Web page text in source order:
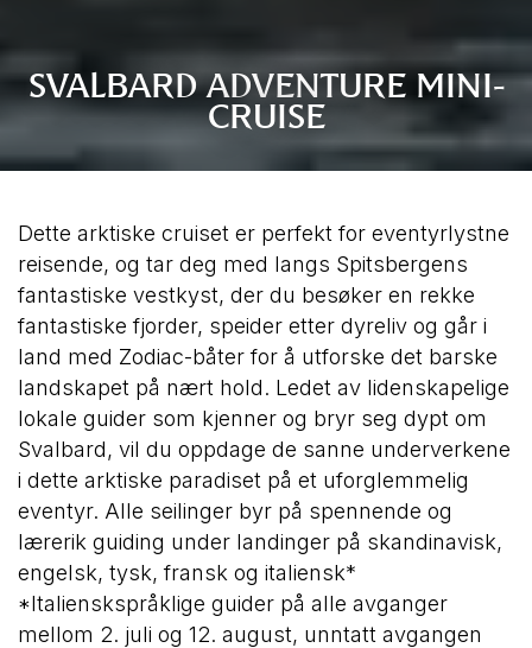
SVALBARD ADVENTURE MINI-
CRUISE
Dette arktiske cruiset er perfekt for eventyrlystne
reisende, og tar deg med langs Spitsbergens
fantastiske vestkyst, der du besøker en rekke
fantastiske fjorder, speider etter dyreliv og går i
land med Zodiac-båter for å utforske det barske
landskapet på nært hold. Ledet av lidenskapelige
lokale guider som kjenner og bryr seg dypt om
Svalbard, vil du oppdage de sanne underverkene
i dette arktiske paradiset på et uforglemmelig
eventyr. Alle seilinger byr på spennende og
lærerik guiding under landinger på skandinavisk,
engelsk, tysk, fransk og italiensk*
*Italienskspråklige guider på alle avganger
mellom 2. juli og 12. august, unntatt avgangen